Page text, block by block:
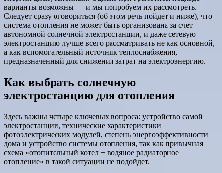
варианты возможны — и мы попробуем их рассмотреть.
Следует сразу оговориться (об этом речь пойдет и ниже), что
система отопления не может быть организована за счет
автономной солнечной электростанции, и даже сетевую
электростанцию лучше всего рассматривать не как основной,
а как вспомогательный источник теплоснабжения,
предназначенный для снижения затрат на электроэнергию.
Как выбрать солнечную
электростанцию для отопления
Здесь важны четыре ключевых вопроса: устройство самой
электростанции, технические характеристики
фотоэлектрических модулей, степень энергоэффективности
дома и устройство системы отопления, так как привычная
схема «отопительный котел + водяное радиаторное
отопление» в такой ситуации не подойдет.